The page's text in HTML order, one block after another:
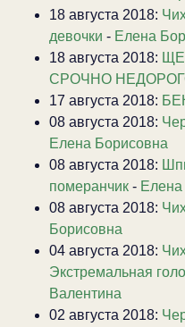
18 августа 2018:
девочки - Елена
18 августа 2018:
СРОЧНО
17 августа 2018:
08 августа 2018:
Елена Борисовна
08 августа 2018:
померанчик -
08 августа 2018:
Борисовна
04 августа 2018:
Экстремальная
Валентина
02 августа 2018: